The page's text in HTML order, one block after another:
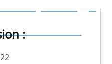
à 2024 –
: